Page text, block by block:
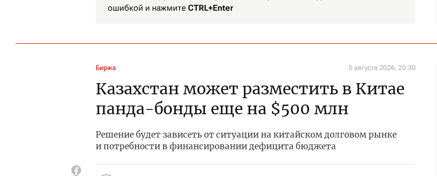
ошибкой и нажмите CTRL+Enter
Биржа 5 августа 2026, 20:30
Казахстан может разместить в Китае
панда-бонды еще на $500 млн
Решение будет зависеть от ситуации на китайском долговом рынке
и потребности в финансировании дефицита бюджета